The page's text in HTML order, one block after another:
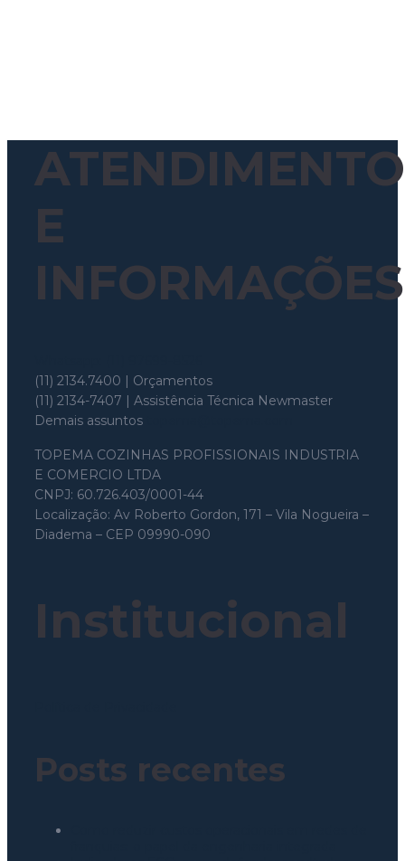
ATENDIMENTO
E
INFORMAÇÕES
(11) 2134.7400 | Orçamentos
(11) 2134-7407 | Assistência Técnica Newmaster
Demais assuntos
TOPEMA COZINHAS PROFISSIONAIS INDUSTRIA
E COMERCIO LTDA
CNPJ: 60.726.403/0001-44
Localização: Av Roberto Gordon, 171 – Vila Nogueira –
Diadema – CEP 09990-090
Institucional
Posts recentes